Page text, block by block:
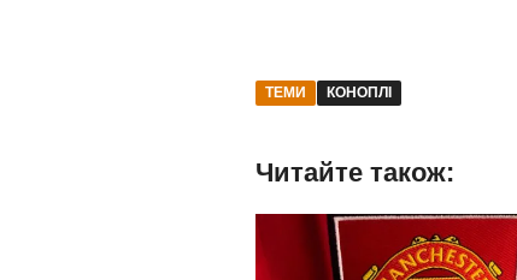
ТЕМИ КОНОПЛІ
Читайте також: